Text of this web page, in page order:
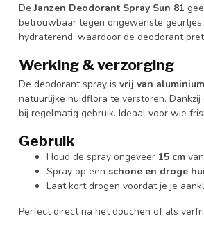
DeJanzen Deodorant Spray Sun 81
betrouwbaar tegen ongewenste
hydraterend, waardoor de deodorant
Werking & verzorging
De deodorant spray is vrij van
natuurlijke huidflora te verstoren.
bij regelmatig gebruik. Ideaal voor wie
Gebruik
Houd de spray ongeveer 15 cm
Spray op een schone en droge
Laat kort drogen voordat je je
Perfect direct na het douchen of als